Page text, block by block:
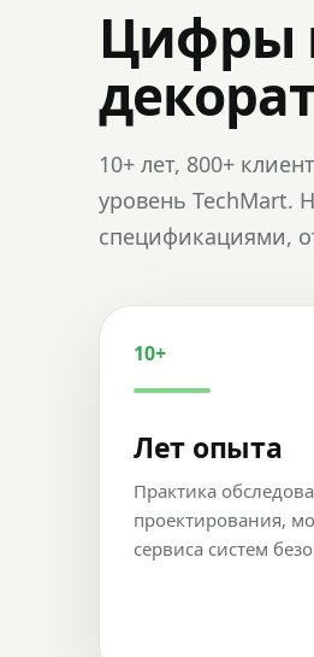
Цифры
10+ лет, 800+
уровень TechMart.
спецификациями,
10+
Лет опыта
Практика
проектирования,
сервиса систем